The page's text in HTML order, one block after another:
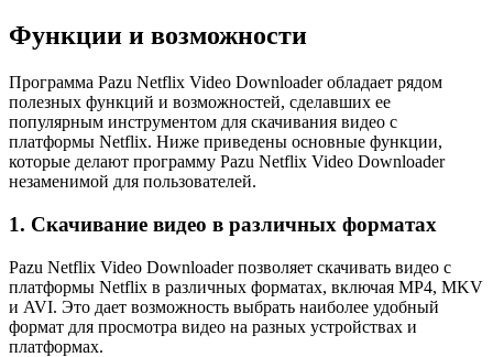
Функции и возможности
Программа Pazu Netflix Video Downloader обладает рядом
полезных функций и возможностей, сделавших ее
популярным инструментом для скачивания видео с
платформы Netflix. Ниже приведены основные функции,
которые делают программу Pazu Netflix Video Downloader
незаменимой для пользователей.
1. Скачивание видео в различных форматах
Pazu Netflix Video Downloader позволяет скачивать видео с
платформы Netflix в различных форматах, включая MP4, MKV
и AVI. Это дает возможность выбрать наиболее удобный
формат для просмотра видео на разных устройствах и
платформах.